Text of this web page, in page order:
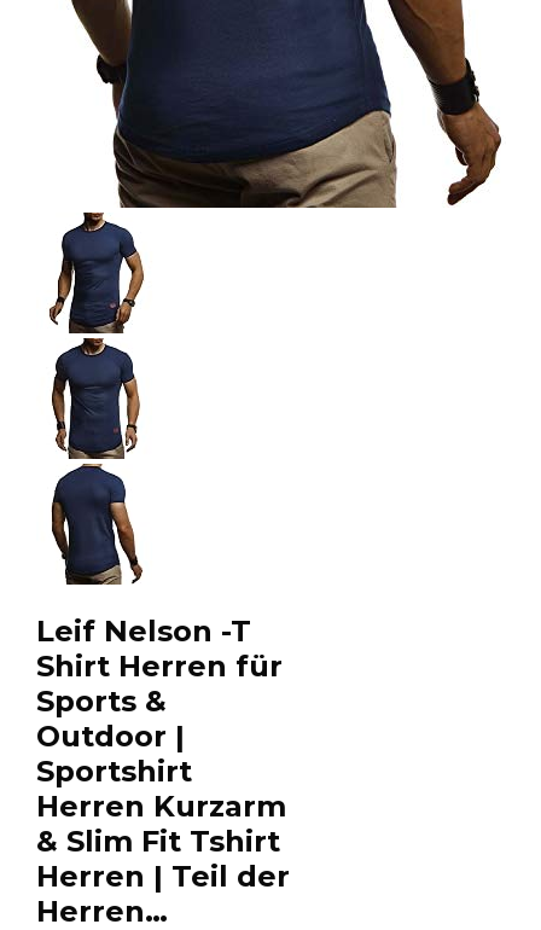
Leif Nelson -T
Shirt Herren für
Sports &
Outdoor |
Sportshirt
Herren Kurzarm
& Slim Fit Tshirt
Herren | Teil der
Herren…